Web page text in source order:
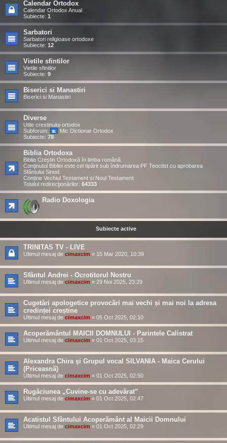
Calendar Ortodox
Calendar Ortodox Anual
Subiecte: 1
Sarbatori
Sarbatori religioase ortodoxe
Subiecte: 12
Vietile sfintilor
Vietile sfintilor
Subiecte: 9
Biserici si Manastiri
Biserici si Manastiri
Diverse
Utile crestinului ortodox
Subforum:
Mic Dictionar Ortodox
Subiecte: 78
Biblia Ortodoxa
Biblia Creștin Ortodoxă în limba română.
Conţinutul Bibliei este cel tipărit sub îndrumarea PF Teoctist cu aprobarea
Sfântului Sinod.
Conține Vechiul Testament și Noul Testament
Totalul redirecţionărilor: 64333
Radio Doxologia
Subiecte active
TRINITAS TV - LIVE
Ultimul mesaj de cimaxcim « 15 Mar 2020, 10:39
Sfântul Andrei - Ocrotitorul Nostru
Ultimul mesaj de cimaxcim « 29 Noi 2025, 23:29
Cugetări apologetice provocări mai vechi și mai noi la adresa
credinței creștine
Ultimul mesaj de cimaxcim « 05 Oct 2025, 02:10
Acoperământul MAICII DOMNULUI - Parintele Calistrat
Ultimul mesaj de cimaxcim « 01 Oct 2025, 03:15
Alexandra Chira şi Grupul vocal SILVANIA - Maica Cerului
(Priceasnǎ)
Ultimul mesaj de cimaxcim « 01 Oct 2025, 02:50
Rugăciunea „Cuvine-se cu adevărat”
Ultimul mesaj de cimaxcim « 01 Oct 2025, 02:47
Acatistul Sfântului Acoperământ al Maicii Domnului
Ultimul mesaj de cimaxcim « 01 Oct 2025, 02:29